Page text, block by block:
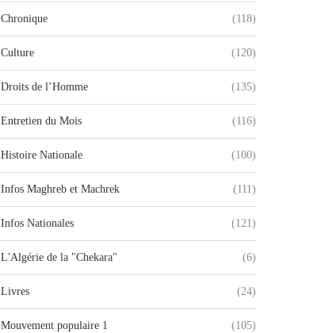
Chronique (118)
Culture (120)
Droits de l’Homme (135)
Entretien du Mois (116)
Histoire Nationale (100)
Infos Maghreb et Machrek (111)
Infos Nationales (121)
L'Algérie de la "Chekara" (6)
Livres (24)
Mouvement populaire 1 (105)